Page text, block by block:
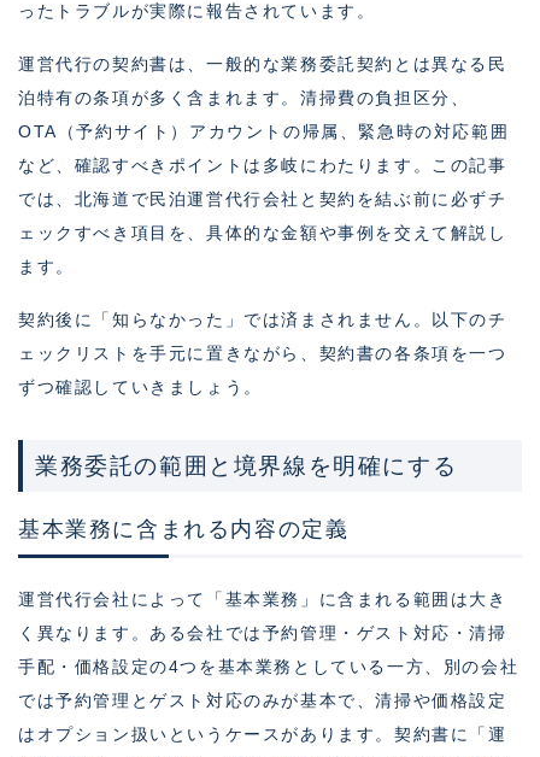
ったトラブルが実際に報告されています。
運営代行の契約書は、一般的な業務委託契約とは異なる民
泊特有の条項が多く含まれます。清掃費の負担区分、
OTA（予約サイト）アカウントの帰属、緊急時の対応範囲
など、確認すべきポイントは多岐にわたります。この記事
では、北海道で民泊運営代行会社と契約を結ぶ前に必ずチ
ェックすべき項目を、具体的な金額や事例を交えて解説し
ます。
契約後に「知らなかった」では済まされません。以下のチ
ェックリストを手元に置きながら、契約書の各条項を一つ
ずつ確認していきましょう。
業務委託の範囲と境界線を明確にする
基本業務に含まれる内容の定義
運営代行会社によって「基本業務」に含まれる範囲は大き
く異なります。ある会社では予約管理・ゲスト対応・清掃
手配・価格設定の4つを基本業務としている一方、別の会社
では予約管理とゲスト対応のみが基本で、清掃や価格設定
はオプション扱いというケースがあります。契約書に「運